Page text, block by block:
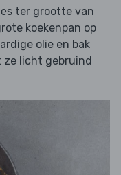
ter grootte van
koekenpan op
olie en bak
ze licht gebruind